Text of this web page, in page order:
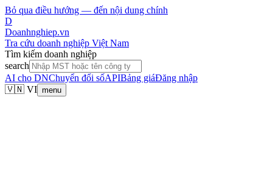
Bỏ qua điều hướng — đến nội dung chính
D
Doanhnghiep.vn
Tra cứu doanh nghiệp Việt Nam
Tìm kiếm doanh nghiệp
search
AI cho DNChuyển đổi sốAPIBảng giáĐăng nhập
🇻🇳 VI menu